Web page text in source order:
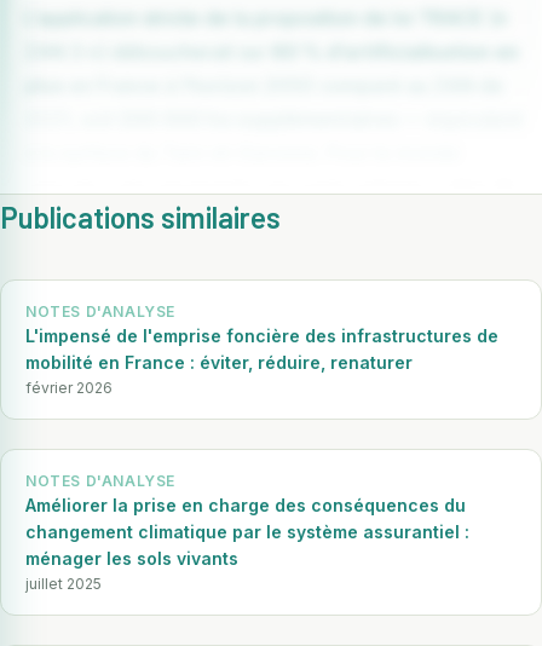
1 milliard d’euros.
390 000 ha
de terres agricoles préservées par le ZAN de 2021
200 000 ha
supplémentaires artificialisés avec le ZAN 3 (PPL TRACE)
500 000 ha
Contenu réservé aux adhérents
Connectez-vous pour accéder au contenu complet.
Nous rejoindre
Publications similaires
NOTES D'ANALYSE
L'impensé de l'emprise foncière des infrastructures de
mobilité en France : éviter, réduire, renaturer
février 2026
NOTES D'ANALYSE
Améliorer la prise en charge des conséquences du
changement climatique par le système assurantiel :
ménager les sols vivants
juillet 2025